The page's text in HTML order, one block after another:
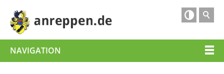

NAVIGATION